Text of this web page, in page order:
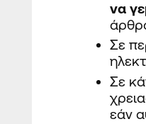
να
Σε
Σε
εάν